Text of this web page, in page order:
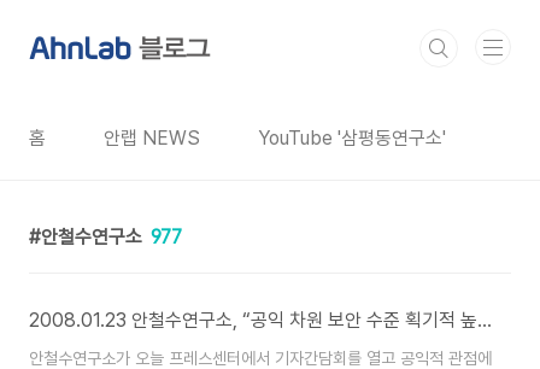
홈 안랩 NEWS YouTube '삼평동연구소'
안철수연구소 977
2008.01.23 안철수연구소, “공익 차원 보안 수준 획기적 높일 것”
안철수연구소가 오늘 프레스센터에서 기자간담회를 열고 공익적 관점에